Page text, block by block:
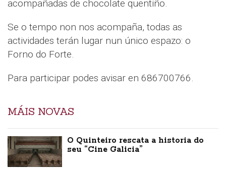
acompañadas de chocolate quentiño.
Se o tempo non nos acompaña, todas as
actividades terán lugar nun único espazo: o
Forno do Forte.
Para participar podes avisar en 686700766.
MÁIS NOVAS
O Quinteiro rescata a historia do
seu “Cine Galicia”